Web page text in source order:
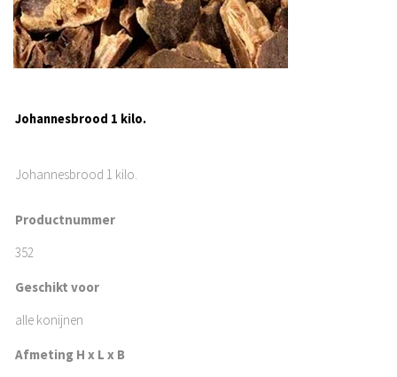
Johannesbrood 1 kilo.
Johannesbrood 1 kilo.
Productnummer
352
Geschikt voor
alle konijnen
Afmeting H x L x B